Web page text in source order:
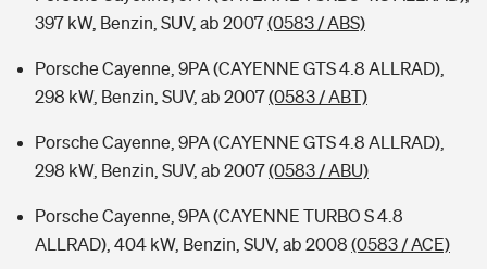
397 kW, Benzin, SUV, ab 2007(0583 / ABS)
Porsche Cayenne, 9PA (CAYENNE GTS 4.8 ALLRAD),
298 kW, Benzin, SUV, ab 2007(0583 / ABT)
Porsche Cayenne, 9PA (CAYENNE GTS 4.8 ALLRAD),
298 kW, Benzin, SUV, ab 2007(0583 / ABU)
Porsche Cayenne, 9PA (CAYENNE TURBO S 4.8
ALLRAD), 404 kW, Benzin, SUV, ab 2008 (0583 / ACE)